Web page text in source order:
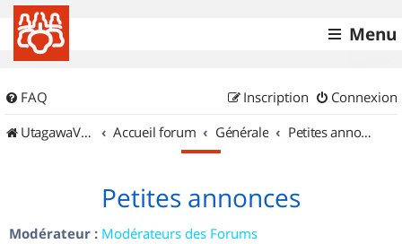
Menu
FAQ Connexion
Inscription
UtagawaVTT (Randos VTT et VTTAE avec traces GPS)
Accueil forum Générale Petites annonces
Petites annonces
Modérateur : Modérateurs des Forums